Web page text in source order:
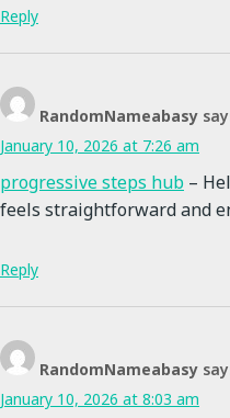
Reply
RandomNameabasy
January 10, 2026 at 7:26 am
progressive steps hub –
feels straightforward and
Reply
RandomNameabasy
January 10, 2026 at 8:03 am